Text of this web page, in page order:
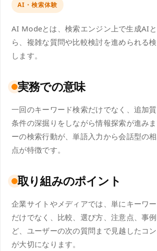
AI・検索体験
AI Modeとは、検索エンジン上で生成AI
ら、複雑な質問や比較検討を進められる
します。
実務での意味
一回のキーワード検索だけでなく、追加質
条件の深掘りをしながら情報探索が進み
ーの検索行動が、単語入力から会話型の
点が特徴です。
取り組みのポイント
企業サイトやメディアでは、単にキーワ
だけでなく、比較、選び方、注意点、事
ど、ユーザーの次の質問まで見越したコ
が大切になります。